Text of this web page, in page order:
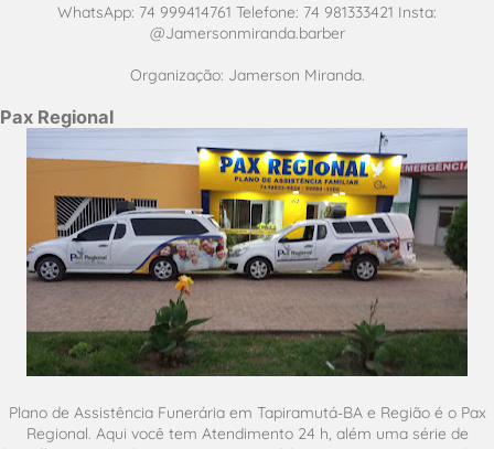
WhatsApp: 74 999414761 Telefone: 74 981333421 Insta:
@Jamersonmiranda.barber
Organização: Jamerson Miranda.
Pax Regional
Plano de Assistência Funerária em Tapiramutá-BA e Região é o Pax
Regional. Aqui você tem Atendimento 24 h, além uma série de